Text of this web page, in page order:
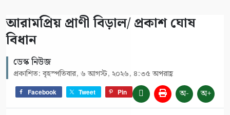
আরামপ্রিয় প্রাণী বিড়াল/ প্রকাশ ঘোষ
বিধান
ডেস্ক নিউজ
প্রকাশিত: বৃহস্পতিবার, ৬ আগস্ট, ২০২৬, ৪:৩৫ অপরাহ্ণ
Facebook Tweet Pin অ- অ+